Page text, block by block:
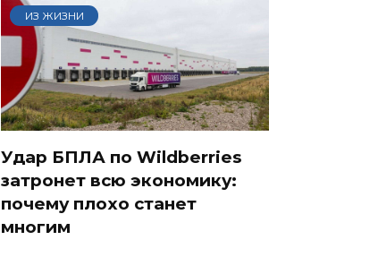
ИЗ ЖИЗНИ
Удар БПЛА по Wildberries
затронет всю экономику:
почему плохо станет
многим